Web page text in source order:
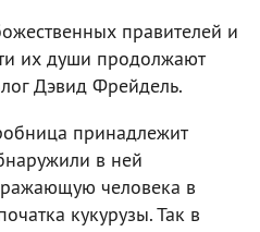
правителей и
их души продолжают
Дэвид Фрейдель.
принадлежит
в ней
человека в
кукурузы. Так в